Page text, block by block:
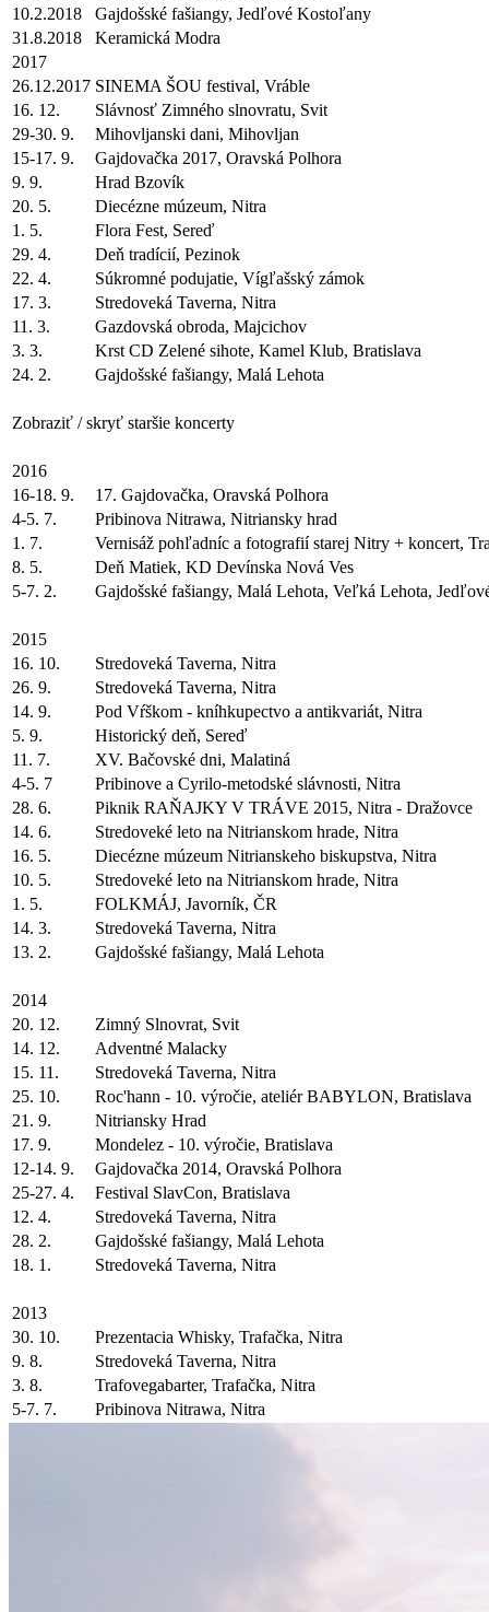
10.2.2018
Gajdošské fašiangy, Jedľové Kostoľany
31.8.2018
Keramická Modra
2017
26.12.2017 SINEMA ŠOU festival, Vráble
16. 12.
Slávnosť Zimného slnovratu, Svit
29-30. 9.
Mihovljanski dani, Mihovljan
15-17. 9.
Gajdovačka 2017, Oravská Polhora
9. 9.
Hrad Bzovík
20. 5.
Diecézne múzeum, Nitra
1. 5.
Flora Fest, Sereď
29. 4.
Deň tradícií, Pezinok
22. 4.
Súkromné podujatie, Vígľašský zámok
17. 3.
Stredoveká Taverna, Nitra
11. 3.
Gazdovská obroda, Majcichov
3. 3.
Krst CD Zelené sihote, Kamel Klub, Bratislava
24. 2.
Gajdošské fašiangy, Malá Lehota
Zobraziť / skryť staršie koncerty
2016
16-18. 9.
17. Gajdovačka, Oravská Polhora
4-5. 7.
Pribinova Nitrawa, Nitriansky hrad
1. 7.
Vernisáž pohľadníc a fotografií starej Nitry + koncert,
8. 5.
Deň Matiek, KD Devínska Nová Ves
5-7. 2.
Gajdošské fašiangy, Malá Lehota, Veľká Lehota,
2015
16. 10.
Stredoveká Taverna, Nitra
26. 9.
Stredoveká Taverna, Nitra
14. 9.
Pod Vŕškom - kníhkupectvo a antikvariát, Nitra
5. 9.
Historický deň, Sereď
11. 7.
XV. Bačovské dni, Malatiná
4-5. 7
Pribinove a Cyrilo-metodské slávnosti, Nitra
28. 6.
Piknik RAŇAJKY V TRÁVE 2015, Nitra - Dražovce
14. 6.
Stredoveké leto na Nitrianskom hrade, Nitra
16. 5.
Diecézne múzeum Nitrianskeho biskupstva, Nitra
10. 5.
Stredoveké leto na Nitrianskom hrade, Nitra
1. 5.
FOLKMÁJ, Javorník, ČR
14. 3.
Stredoveká Taverna, Nitra
13. 2.
Gajdošské fašiangy, Malá Lehota
2014
20. 12.
Zimný Slnovrat, Svit
14. 12.
Adventné Malacky
15. 11.
Stredoveká Taverna, Nitra
25. 10.
Roc'hann - 10. výročie, ateliér BABYLON, Bratislava
21. 9.
Nitriansky Hrad
17. 9.
Mondelez - 10. výročie, Bratislava
12-14. 9.
Gajdovačka 2014, Oravská Polhora
25-27. 4.
Festival SlavCon, Bratislava
12. 4.
Stredoveká Taverna, Nitra
28. 2.
Gajdošské fašiangy, Malá Lehota
18. 1.
Stredoveká Taverna, Nitra
2013
30. 10.
Prezentacia Whisky, Trafačka, Nitra
9. 8.
Stredoveká Taverna, Nitra
3. 8.
Trafovegabarter, Trafačka, Nitra
5-7. 7.
Pribinova Nitrawa, Nitra